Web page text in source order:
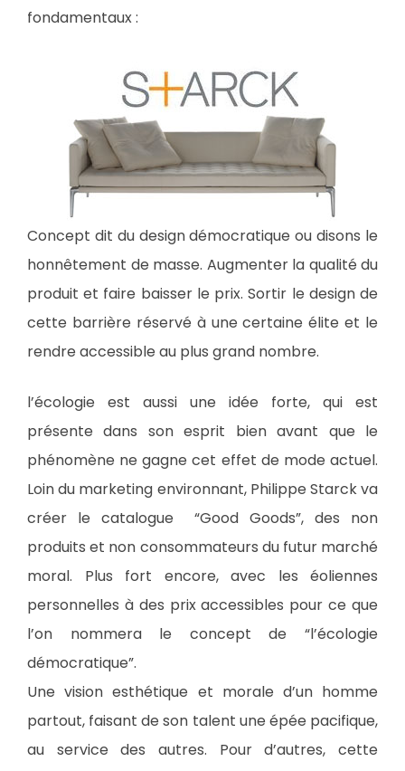
fondamentaux :
Concept dit du design démocratique ou disons le
honnêtement de masse. Augmenter la qualité du
produit et faire baisser le prix. Sortir le design de
cette barrière réservé à une certaine élite et le
rendre accessible au plus grand nombre.
l’écologie est aussi une idée forte, qui est
présente dans son esprit bien avant que le
phénomène ne gagne cet effet de mode actuel.
Loin du marketing environnant, Philippe Starck va
créer le catalogue “Good Goods”, des non
produits et non consommateurs du futur marché
moral. Plus fort encore, avec les éoliennes
personnelles à des prix accessibles pour ce que
l’on nommera le concept de “l’écologie
démocratique”.
Une vision esthétique et morale d’un homme
partout, faisant de son talent une épée pacifique,
au service des autres. Pour d’autres, cette